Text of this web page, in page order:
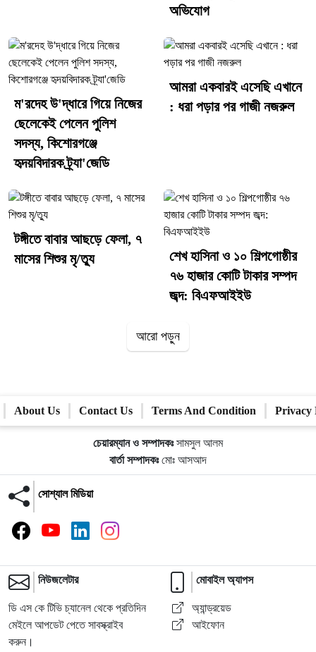
অভিযোগ
ম'রদেহ উ'দ্ধারে গিয়ে নিজের
ছেলেকেই পেলেন পুলিশ
সদস্য, কিশোরগঞ্জে
হৃদয়বিদারক ট্র্যা'জেডি
আমরা একবারই এসেছি এখানে
: ধরা পড়ার পর গাজী নজরুল
টঙ্গীতে বাবার আছড়ে ফেলা, ৭
মাসের শিশুর মৃ/ত্যু
শেখ হাসিনা ও ১০ শিল্পগোষ্ঠীর
৭৬ হাজার কোটি টাকার সম্পদ
জব্দ: বিএফআইইউ
আরো পড়ুন
About Us Contact Us Terms And Condition Privacy
চেয়ারম্যান ও সম্পাদকঃসামসুল আলম
বার্তা সম্পাদকঃমোঃ আসআদ
সোশ্যাল মিডিয়া
নিউজলেটার
ডি এস কে টিভি চ্যানেল থেকে প্রতিদিন
মেইলে আপডেট পেতে সাবস্ক্রাইব
করুন।
মোবাইল অ্যাপস
অ্যান্ড্রয়েড
আইফোন